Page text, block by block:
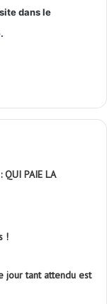
dans le
PAIE LA
!
jour tant attendu est